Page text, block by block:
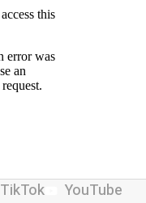
TikTok YouTube